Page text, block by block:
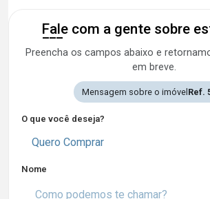
Fale com a gente sobre
Preencha os campos abaixo e
em breve.
Mensagem sobre o imóvel Ref.
O que você deseja?
Quero Comprar
Nome